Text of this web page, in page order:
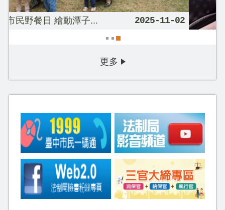
司法官第66期學員赴中市府實...
11-02
更多